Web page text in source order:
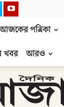
আজকের পত্রিকা
খবর
আরও